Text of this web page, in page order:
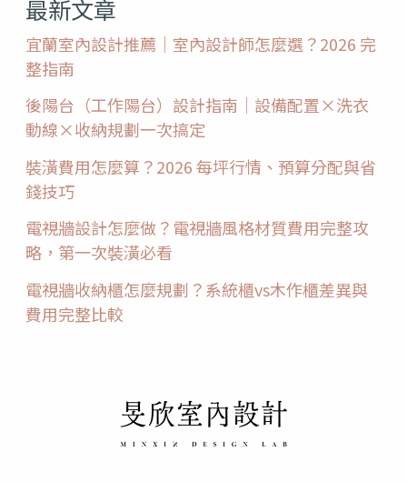
格
看
這
篇！
最新文章
宜蘭室內設計推薦｜室內設計師怎麼選？2026 完
整指南
後陽台（工作陽台）設計指南｜設備配置×洗衣
動線×收納規劃一次搞定
裝潢費用怎麼算？2026 每坪行情、預算分配與省
錢技巧
電視牆設計怎麼做？電視牆風格材質費用完整攻
略，第一次裝潢必看
電視牆收納櫃怎麼規劃？系統櫃vs木作櫃差異與
費用完整比較